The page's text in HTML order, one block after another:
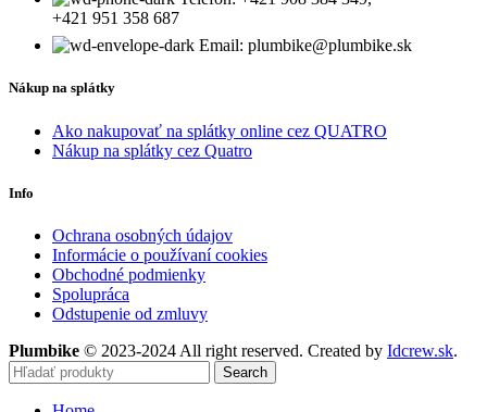
+421 951 358 687
Email: plumbike@plumbike.sk
Nákup na splátky
Ako nakupovať na splátky online cez QUATRO
Nákup na splátky cez Quatro
Info
Ochrana osobných údajov
Informácie o používaní cookies
Obchodné podmienky
Spolupráca
Odstupenie od zmluvy
Plumbike © 2023-2024 All right reserved. Created by Idcrew.sk.
Search